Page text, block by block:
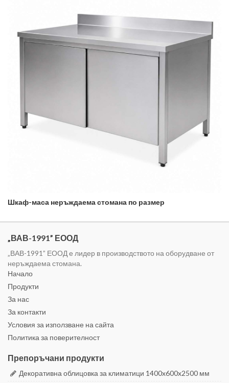
Шкаф-маса неръждаема стомана по размер
„ВАВ-1991” ЕООД
„ВАВ-1991” ЕООД е лидер в производството на оборудване от
неръждаема стомана.
Начало
Продукти
За нас
За контакти
Условия за използване на сайта
Политика за поверителност
Препоръчани продукти
Декоративна облицовка за климатици 1400x600x2500 мм